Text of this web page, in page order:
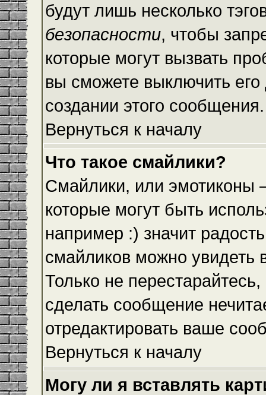
будут лишь несколько
безопасности, чтобы
которые могут вызвать
вы сможете выключить
создании этого сообщения.
Вернуться к началу
Что такое смайлики?
Смайлики, или эмотиконы
которые могут быть
например :) значит
смайликов можно
Только не
сделать сообщение
отредактировать ваше
Вернуться к началу
Могу ли я вставлять